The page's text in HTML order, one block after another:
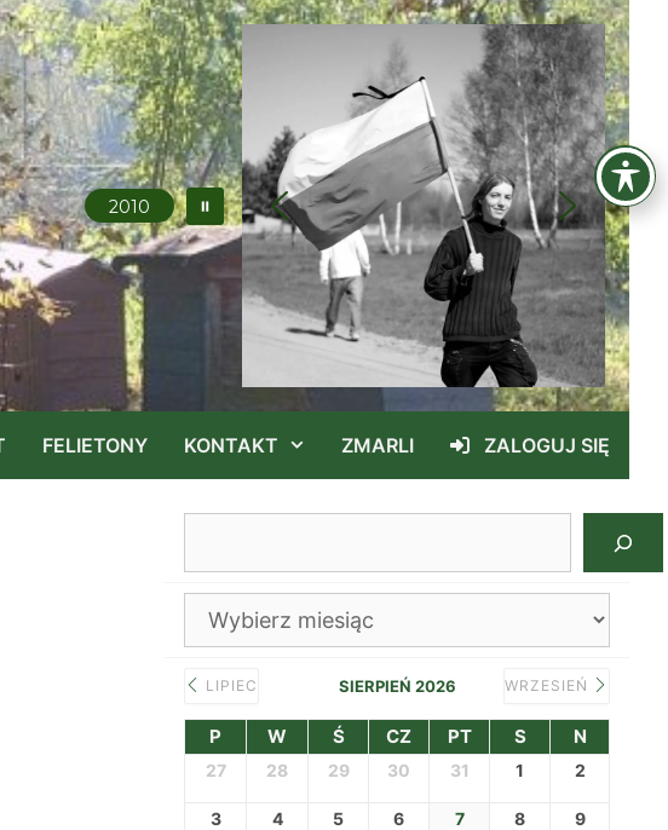
2011
FELIETONY KONTAKT ZMARLI ZALOGUJ SIĘ
Archiwa
LIPIEC SIERPIEŃ 2026 WRZESIEŃ
P W Ś CZ PT S N
27 28 29 30 31 1 2
3 4 5 6 7 8 9